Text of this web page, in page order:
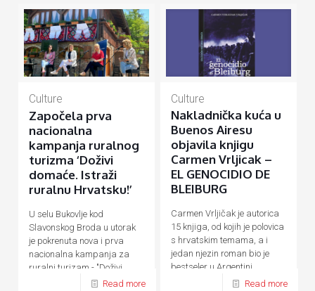
Culture
Započela prva
nacionalna
kampanja ruralnog
turizma ‘Doživi
domaće. Istraži
ruralnu Hrvatsku!’
U selu Bukovlje kod
Slavonskog Broda u utorak
je pokrenuta nova i prva
nacionalna kampanja za
ruralni turizam - "Doživi
Read more
Culture
Nakladnička kuća u
Buenos Airesu
objavila knjigu
Carmen Vrljicak –
EL GENOCIDIO DE
BLEIBURG
Carmen Vrljičak je autorica
15 knjiga, od kojih je polovica
s hrvatskim temama, a i
jedan njezin roman bio je
bestseler u Argentini.
Read more